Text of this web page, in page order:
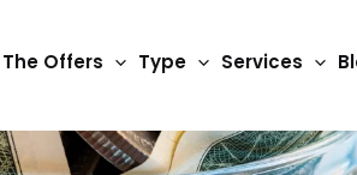
The Offers Type Services